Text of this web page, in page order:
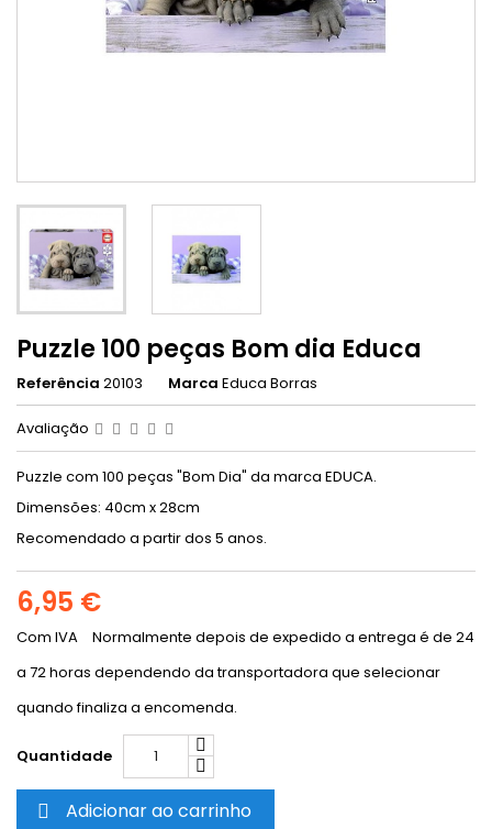
Puzzle 100 peças Bom dia Educa
Referência 20103 Marca Educa Borras
Avaliação
Puzzle com 100 peças "Bom Dia" da marca EDUCA.
Dimensões: 40cm x 28cm
Recomendado a partir dos 5 anos.
6,95 €
Com IVA
Normalmente depois de expedido a entrega é de 24
a 72 horas dependendo da transportadora que selecionar
quando finaliza a encomenda.
Quantidade
 Adicionar ao carrinho